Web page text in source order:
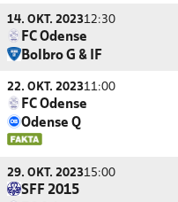
14. OKT. 202312:30
FC Odense
Bolbro G & IF
22. OKT. 202311:00
FC Odense
Odense Q
29. OKT. 202315:00
SFF 2015